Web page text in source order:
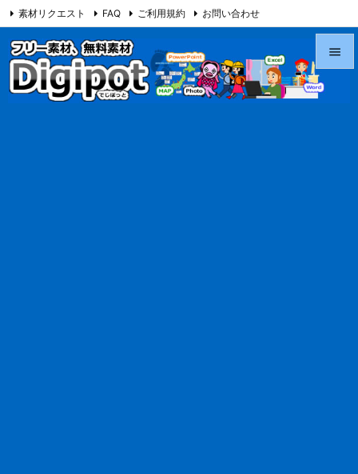

素材リクエスト FAQ ご利用規約 お問い合わせ
当サイト（Digipot.net）について